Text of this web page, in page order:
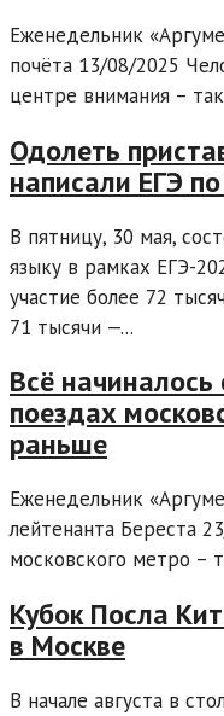
Еженедельник
почёта 13/08/2025
центре внимания –
Одолеть
написали ЕГЭ
В пятницу, 30 мая,
языку в рамках ЕГЭ-
участие более 72
71 тысячи —...
Всё начиналось
поездах
раньше
Еженедельник
лейтенанта Береста
московского метро –
Кубок Посла
в Москве
В начале августа в